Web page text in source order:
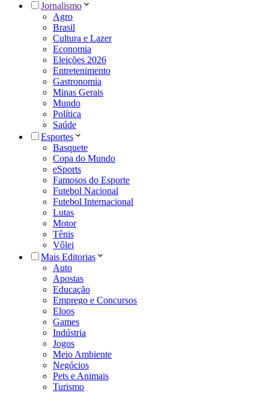
Jornalismo
Agro
Brasil
Cultura e Lazer
Economia
Eleições 2026
Entretenimento
Gastronomia
Minas Gerais
Mundo
Política
Saúde
Esportes
Basquete
Copa do Mundo
eSports
Famosos do Esporte
Futebol Nacional
Futebol Internacional
Lutas
Motor
Tênis
Vôlei
Mais Editorias
Auto
Apostas
Educação
Emprego e Concursos
Eloos
Games
Indústria
Jogos
Meio Ambiente
Negócios
Pets e Animais
Turismo